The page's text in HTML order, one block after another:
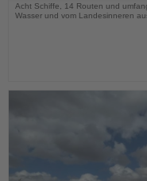
Acht Schiffe, 14 Routen und
Wasser und vom Landesinneren